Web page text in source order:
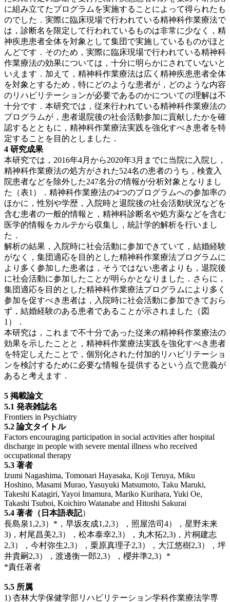
に組み立てたプログラムを実施することによって得られたも
のでした．実際に臨床現場で行われている精神科作業療法で
は，診断名を限定して行われているものは非常に少なく，精
神疾患患者全体を対象として集団で実施しているものがほと
んどです．そのため，実際に臨床現場で行われている精神科
作業療法の効果については，十分に明らかにされていないと
いえます．加えて，精神科作業療法は広く精神疾患患者全体
を対象とするため，特にどのような患者が，どのような内容
のリハビリテーションが必要であるのかについての理解は不
十分です．本研究では，従来行われている精神科作業療法の
プログラムが，患者退院後の社会活動参加に貢献したかを確
認するとともに，精神科作業療法実践を強化すべき患者を特
定することを目的としました．
4 研究成果
本研究では，2016年4月から2020年3月までに当院に入院し，
精神科作業療法の処方がされた524名の患者のうち，検査入
院患者などを除外した247名分の情報が分析対象となりまし
た（表1）．精神科作業療法の4つのプログラムへの参加率の
ほかに，性別や学歴，入院時と退院後の社会活動状況などを
含む患者の一般的情報と，精神科診断名や処方薬などを含む
医学的情報をカルテから収集し，統計学的解析を行いまし
た．
解析の結果，入院時に社会活動に参加できていて，結婚経験
がなく，集団適応を目的とした精神科作業療法プログラムに
より多く参加した患者は，そうではない患者よりも，退院後
に社会活動に参加したことが明らかとなりました．さらに，
集団適応を目的とした精神科作業療法プログラムにより多く
参加を促すべき患者は，入院時に社会活動に参加できておら
ず，結婚経験のある患者であることが示されました（図
1）．
本研究は，これまで不十分であった従来の精神科作業療法の
効果を示したことと，精神科作業療法実践を強化すべき患者
を特定しえたことで，個別化された付加的リハビリテーショ
ンを検討するために必要な情報を提供するという点で意義が
あると考えます．
5 掲載論文
5.1 発表雑誌名
Frontiers in Psychiatry
5.2 論文タイトル
Factors encouraging participation in social activities after hospital
discharge in people with severe mental illness who received
occupational therapy
5.3 著者
Izumi Nagashima, Tomonari Hayasaka, Koji Teruya, Miku
Hoshino, Masami Murao, Yasuyuki Matsumoto, Taku Maruki,
Takeshi Katagiri, Yayoi Imamura, Mariko Kurihara, Yuki Oe,
Takashi Tsuboi, Koichiro Watanabe and Hitoshi Sakurai
5.4 著者（日本語表記）
長島泉1,2,3）*，早坂友成1,2,3），照屋浩司4），星野未来
3)，村尾昌美2,3），松本泰幸2,3），丸木拓2,3)，片桐建志
2,3），今村弥生2,3），栗原真理子2,3），大江悠樹2,3），坪
井貴嗣2,3），渡邊衡一郎2,3），櫻井準2,3）*
*責任著者
5.5 所属
1) 杏林大学保健学部リハビリテーション学科作業療法学専